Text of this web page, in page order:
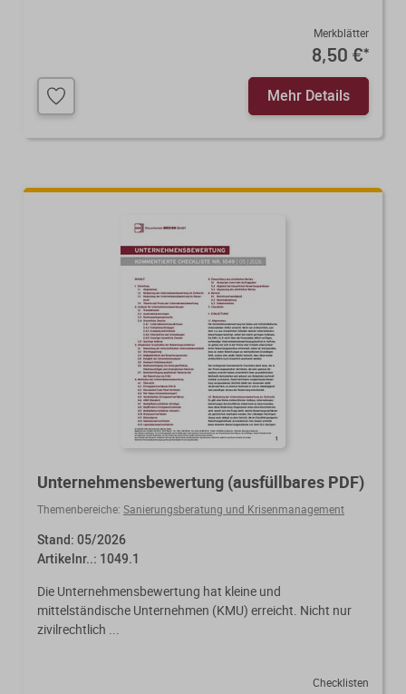
Merkblätter
8,50 €*
Mehr Details
Unternehmensbewertung (ausfüllbares PDF)
Themenbereiche: Sanierungsberatung und Krisenmanagement
Stand: 05/2026
Artikelnr..: 1049.1
Die Unternehmensbewertung hat kleine und
mittelständische Unternehmen (KMU) erreicht. Nicht nur
zivilrechtlich ...
Checklisten